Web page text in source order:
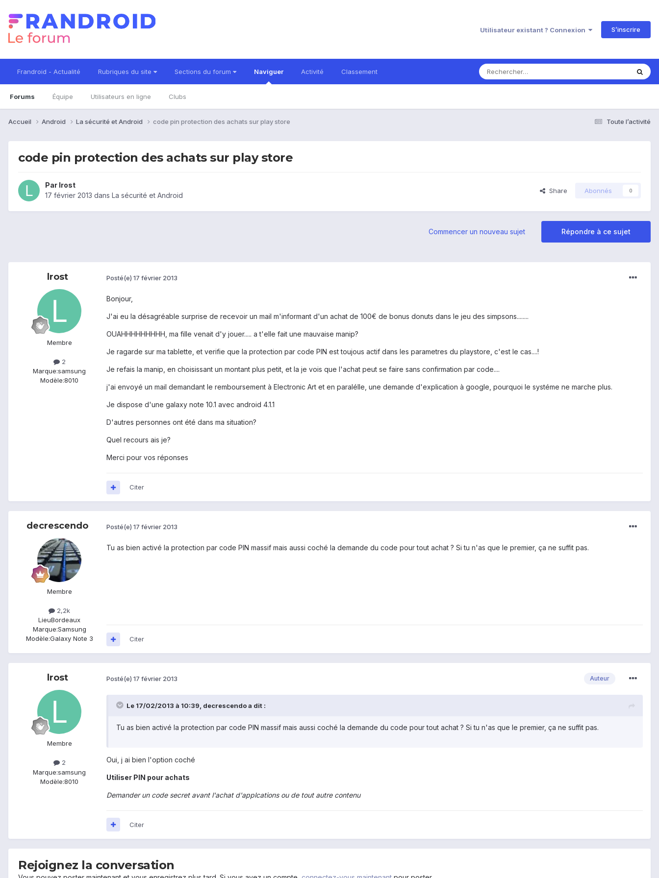
Utilisateur existant ? Connexion S’inscrire
Frandroid - Actualité Rubriques du site Sections du forum Naviguer
Forums Équipe Utilisateurs en ligne Clubs
Activité Classement
Toute l’activité
Accueil Android La sécurité et Android code pin protection des achats sur play store
code pin protection des achats sur play store
Par lrost
17 février 2013 dans La sécurité et Android
Share Abonnés 0
Répondre à ce sujet
Commencer un nouveau sujet
lrost
Membre
2
Marque:samsung
Modèle:8010
Posté(e) 17 février 2013
Bonjour,
J'ai eu la désagréable surprise de recevoir un mail m'informant d'un achat de 100€ de bonus donuts dans le jeu des simpsons........
OUAHHHHHHHHH, ma fille venait d'y jouer..... a t'elle fait une mauvaise manip?
Je ragarde sur ma tablette, et verifie que la protection par code PIN est toujous actif dans les parametres du playstore, c'est le cas....!
Je refais la manip, en choisissant un montant plus petit, et la je vois que l'achat peut se faire sans confirmation par code....
j'ai envoyé un mail demandant le remboursement à Electronic Art et en paralélle, une demande d'explication à google, pourquoi le systéme ne marche plus.
Je dispose d'une galaxy note 10.1 avec android 4.1.1
D'autres personnes ont été dans ma situation?
Quel recours ais je?
Merci pour vos réponses
Citer
decrescendo
Membre
2,2k
LieuBordeaux
Marque:Samsung
Modèle:Galaxy Note 3
Posté(e) 17 février 2013
Tu as bien activé la protection par code PIN massif mais aussi coché la demande du code pour tout achat ? Si tu n'as que le premier, ça ne suffit pas.
Citer
lrost
Membre
2
Marque:samsung
Modèle:8010
Auteur
Posté(e) 17 février 2013
Le 17/02/2013 à 10:39, decrescendo a dit :
Tu as bien activé la protection par code PIN massif mais aussi coché la demande du code pour tout achat ? Si tu n'as que le premier, ça ne suffit pas.
Oui, j ai bien l'option coché
Utiliser PIN pour achats
Demander un code secret avant l'achat d'applcations ou de tout autre contenu
Citer
Rejoignez la conversation